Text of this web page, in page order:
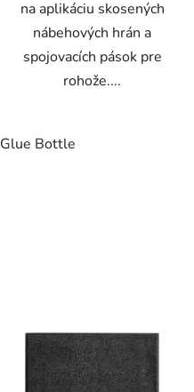
na aplikáciu skosených
nábehových hrán a
spojovacích pások pre
rohože....
Glue Bottle